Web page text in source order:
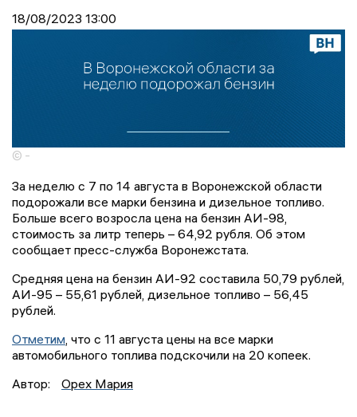
18/08/2023 13:00
© -
За неделю с 7 по 14 августа в Воронежской области
подорожали все марки бензина и дизельное топливо.
Больше всего возросла цена на бензин АИ-98,
стоимость за литр теперь – 64,92 рубля. Об этом
сообщает пресс-служба Воронежстата.
Средняя цена на бензин АИ-92 составила 50,79 рублей,
АИ-95 – 55,61 рублей, дизельное топливо – 56,45
рублей.
Отметим, что с 11 августа цены на все марки
автомобильного топлива подскочили на 20 копеек.
Автор:
Орех Мария